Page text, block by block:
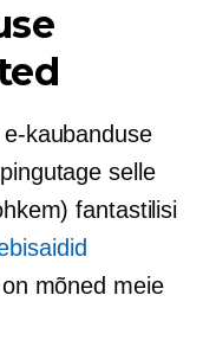
kaubanduse
selle
fantastilisi
mõned meie